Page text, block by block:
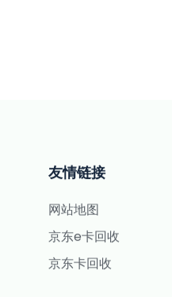
友情链接
网站地图
京东e卡回收
京东卡回收